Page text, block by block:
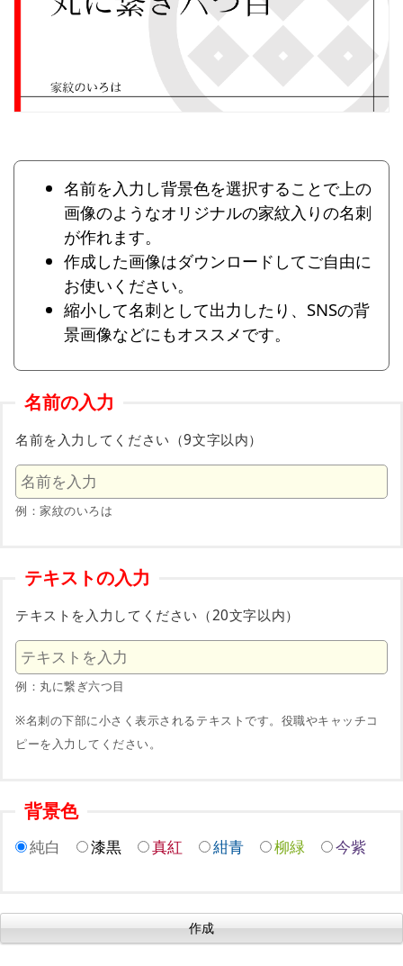
名前を入力し背景色を選択することで上の
画像のようなオリジナルの家紋入りの名刺
が作れます。
作成した画像はダウンロードしてご自由に
お使いください。
縮小して名刺として出力したり、SNSの背
景画像などにもオススメです。
名前の入力
名前を入力してください（9文字以内）
例：家紋のいろは
テキストの入力
テキストを入力してください（20文字以内）
例：丸に繋ぎ六つ目
※名刺の下部に小さく表示されるテキストです。役職やキャッチコ
ピーを入力してください。
背景色
純白 漆黒 真紅 紺青 柳緑 今紫